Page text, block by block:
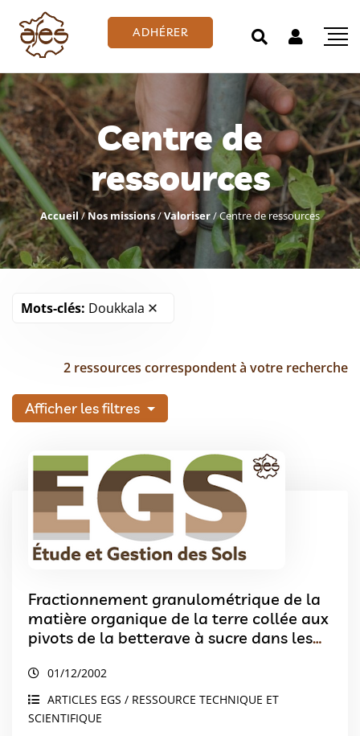
ADHÉRER
Centre de
ressources
Accueil/Nos missions/Valoriser/Centre de ressources
Mots-clés: Doukkala
2 ressources correspondent à votre recherche
Afficher les filtres
Fractionnement granulométrique de la
matière organique de la terre collée aux
pivots de la betterave à sucre dans les
au Maroc Comparaison avec le sol en
place
01/12/2002
ARTICLES EGS / RESSOURCE TECHNIQUE ET
SCIENTIFIQUE